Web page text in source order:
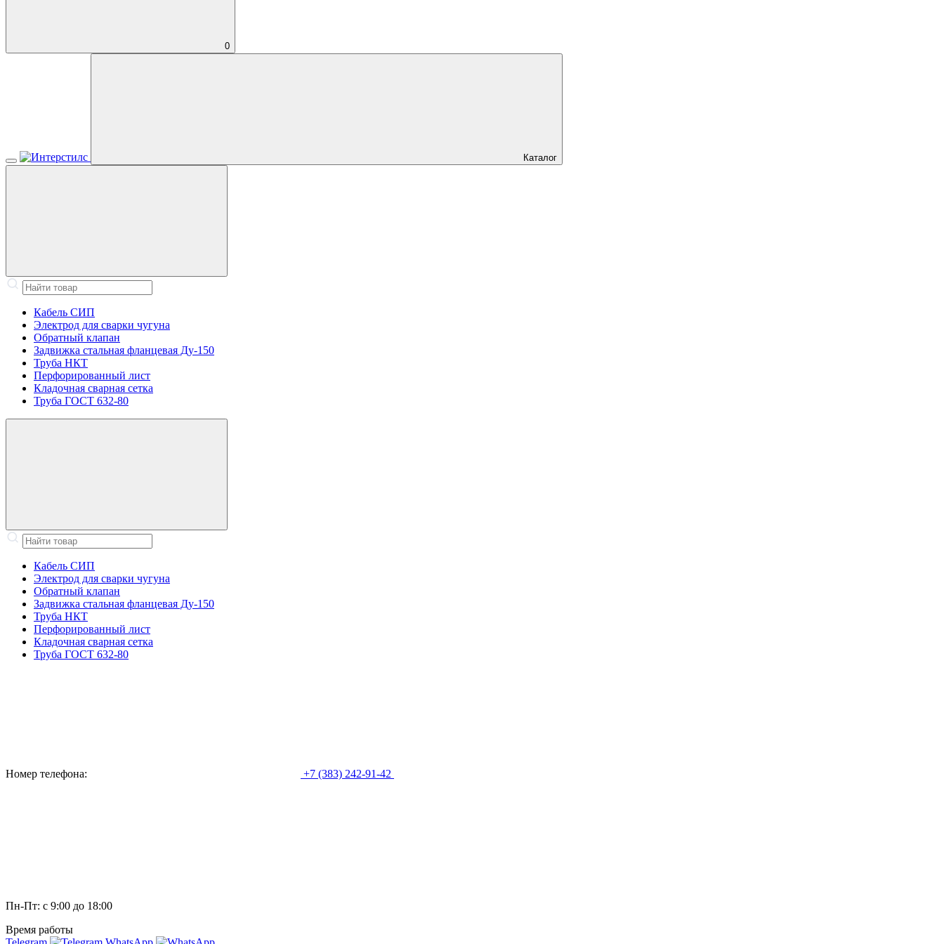
0
Каталог
Кабель СИП
Электрод для сварки чугуна
Обратный клапан
Задвижка стальная фланцевая Ду-150
Труба НКТ
Перфорированный лист
Кладочная сварная сетка
Труба ГОСТ 632-80
Кабель СИП
Электрод для сварки чугуна
Обратный клапан
Задвижка стальная фланцевая Ду-150
Труба НКТ
Перфорированный лист
Кладочная сварная сетка
Труба ГОСТ 632-80
Номер телефона: +7 (383) 242-91-42
Пн-Пт: с 9:00 до 18:00
Время работы